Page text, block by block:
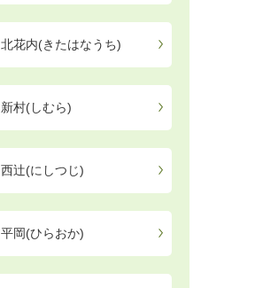
北花内(きたはなうち)
新村(しむら)
西辻(にしつじ)
平岡(ひらおか)